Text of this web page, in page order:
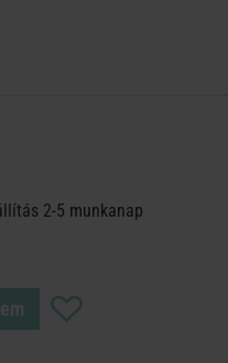
2-5 munkanap